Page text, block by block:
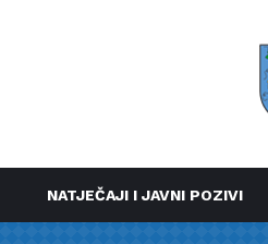
NATJEČAJI I JAVNI POZIVI